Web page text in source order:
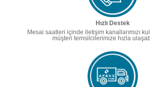
Hızlı Destek
Mesai saatleri içinde iletişim kanallarımızı
müşteri temsilcilerimize hızla